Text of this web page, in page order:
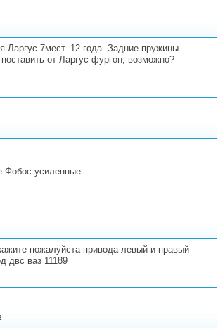
Ларгус 7мест. 12 года. Задние пружины
от Ларгус фургон, возможно?
Фобос усиленные.
пожалуйста привода левый и правый
двс ваз 11189